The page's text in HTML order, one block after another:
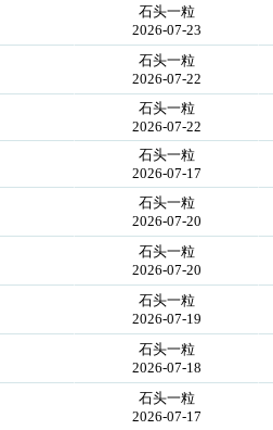
石头一粒
2026-07-23
石头一粒
2026-07-22
石头一粒
2026-07-22
石头一粒
2026-07-17
石头一粒
2026-07-20
石头一粒
2026-07-20
石头一粒
2026-07-19
石头一粒
2026-07-18
石头一粒
2026-07-17